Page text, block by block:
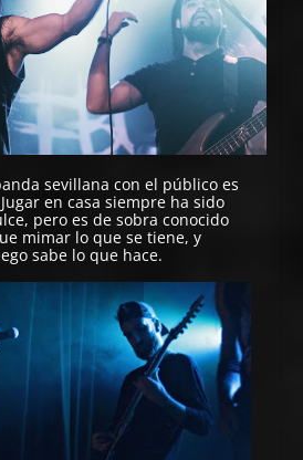
sevillana con el público es
en casa siempre ha sido
pero es de sobra conocido
mimar lo que se tiene, y
sabe lo que hace.